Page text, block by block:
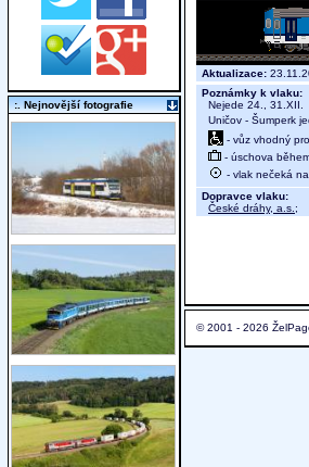
Aktualizace:
Poznámky k vlaku:
Nejede 24., 31.XII.
Uničov - Šumperk
- vůz vhodný
- úschova
- vlak nečeká
Dopravce vlaku:
České dráhy, a.s. ;
© 2001 - 2026
:. Nejnovější fotografie